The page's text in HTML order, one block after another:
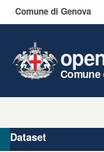
Comune di Genova
Comune
Organizzazioni
Gruppi
Dataset